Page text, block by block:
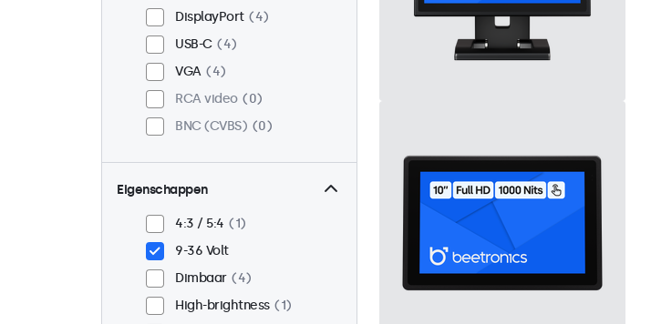
DisplayPort
4
USB-C
4
VGA
4
RCA video
0
BNC (CVBS)
0
Eigenschappen
4:3 / 5:4
1
9-36 Volt
Dimbaar
4
High-brightness
1